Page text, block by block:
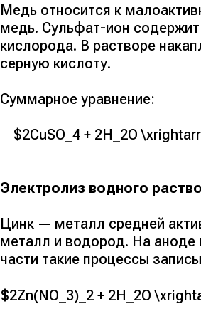
Медь относится к
медь. Сульфат-ион
кислорода. В растворе
серную кислоту.
Суммарное уравнение:
$2CuSO_4 + 2H_2O
Электролиз водного
Цинк — металл средней
металл и водород. На аноде
части такие процессы
$2Zn(NO_3)_2 + 2H_2O